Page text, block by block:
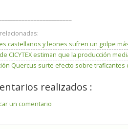
castellanos y leones sufren un golpe
CICYTEX estiman que la producción
Quercus surte efecto sobre traficantes
realizados :
un comentario